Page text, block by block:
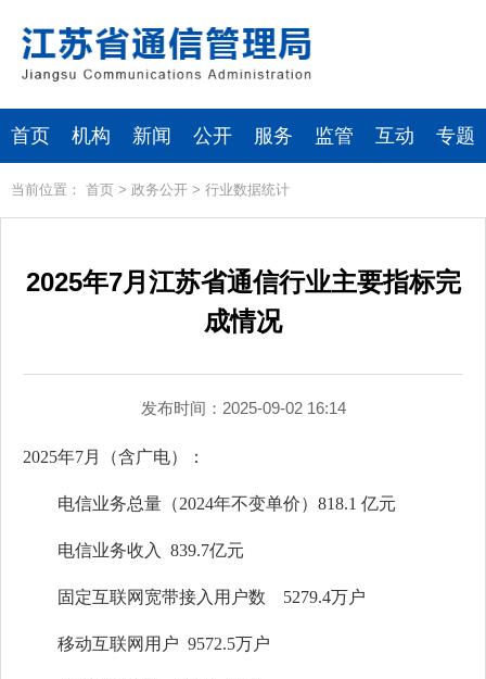
首页 机构 新闻 公开 服务 监管 互动 专题
当前位置： 首页 > 政务公开 > 行业数据统计
2025年7月江苏省通信行业主要指标完
成情况
发布时间：2025-09-02 16:14
2025年7月（含广电）：
电信业务总量（2024年不变单价）818.1 亿元
电信业务收入 839.7亿元
固定互联网宽带接入用户数 5279.4万户
移动互联网用户 9572.5万户